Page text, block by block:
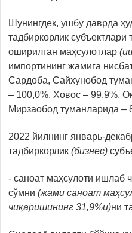
Шунингдек, ушбу даврда
тадбиркорлик
оширилган маҳсулотлар
импортининг жамига
Сардоба, Сайхунобод
– 100,0%, Ховос – 99,9%,
Мирзаобод туманларида –
2022 йилнинг январь-
тадбиркорлик (бизнес)
- саноат маҳсулоти ишлаб
сўмни (жами саноат
чиқаришининг 31,9%и)ни